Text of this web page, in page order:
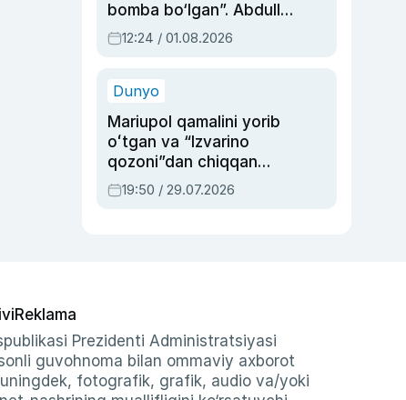
bomba bo‘lgan”. Abdulla
Oripovni siyosiy
ayblovlardan asrab
12:24 / 01.08.2026
Dunyo
Mariupol qamalini yorib
oʻtgan va “Izvarino
qozoni”dan chiqqan
qahramon — Ukraina
armiyasi bosh
19:50 / 29.07.2026
Reklama
Prezidenti Administratsiyasi
guvohnoma bilan ommaviy axborot
fotografik, grafik, audio va/yoki